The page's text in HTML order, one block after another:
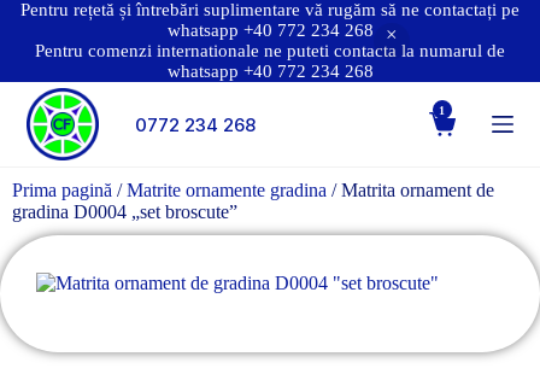
Pentru rețetă și întrebări suplimentare vă rugăm să ne contactați pe
whatsapp +40 772 234 268
Pentru comenzi internationale ne puteti contacta la numarul de
whatsapp +40 772 234 268
0772 234 268
1
Prima pagină /Matrite ornamente gradina / Matrita ornament de
gradina D0004 „set broscute”